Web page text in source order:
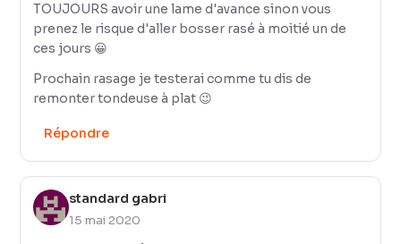
TOUJOURS avoir une lame d'avance sinon vous
prenez le risque d'aller bosser rasé à moitié un de
ces jours 😀
Prochain rasage je testerai comme tu dis de
remonter tondeuse à plat 😉
Répondre
standard gabri
15 mai 2020